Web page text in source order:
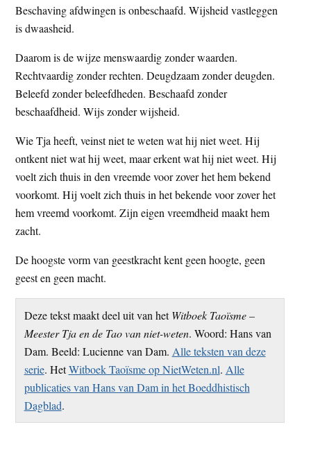
Beschaving afdwingen is onbeschaafd. Wijsheid vastleggen
is dwaasheid.
Daarom is de wijze menswaardig zonder waarden.
Rechtvaardig zonder rechten. Deugdzaam zonder deugden.
Beleefd zonder beleefdheden. Beschaafd zonder
beschaafdheid. Wijs zonder wijsheid.
Wie Tja heeft, veinst niet te weten wat hij niet weet. Hij
ontkent niet wat hij weet, maar erkent wat hij niet weet. Hij
voelt zich thuis in den vreemde voor zover het hem bekend
voorkomt. Hij voelt zich thuis in het bekende voor zover het
hem vreemd voorkomt. Zijn eigen vreemdheid maakt hem
zacht.
De hoogste vorm van geestkracht kent geen hoogte, geen
geest en geen macht.
Deze tekst maakt deel uit van hetWitboek Taoïsme –
Meester Tja en de Tao van niet-weten. Woord: Hans van
Dam. Beeld: Lucienne van Dam. Alle teksten van deze
serie. HetWitboek Taoïsme op NietWeten.nl. Alle
publicaties van Hans van Dam in het Boeddhistisch
Dagblad.